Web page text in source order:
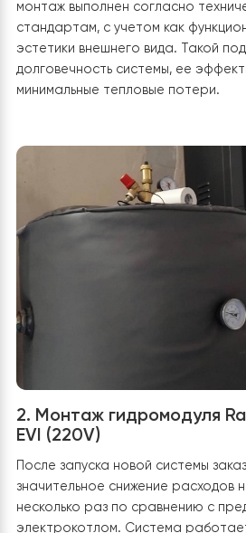
гидромодулю внутри дома. Для
потерь и защиты от
специальную термоизоляцию и
укреплены кабельными
соединений, к наружному
защиту электрических
механических повреждений.
здание через специальное
корпусе блока установлен
контроля давления, а также
которые позволяют удобно
время технического
монтаж выполнен согласно
стандартам, с учетом как
эстетики внешнего вида.
долговечность системы, ее